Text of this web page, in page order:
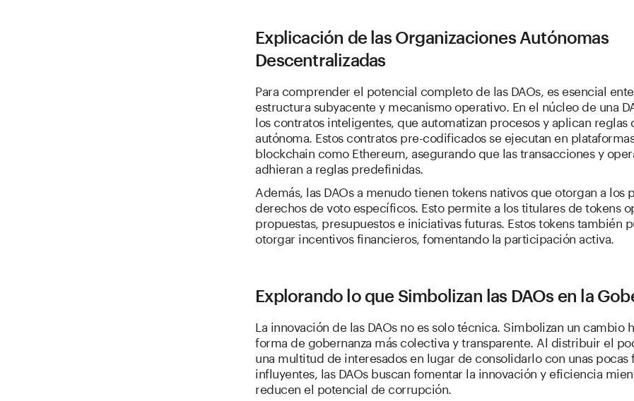
Explicación de las Organizaciones Autónomas
Descentralizadas
Para comprender el potencial completo de las DAOs, es esencial
estructura subyacente y mecanismo operativo. En el núcleo de una
los contratos inteligentes, que automatizan procesos y aplican reglas
autónoma. Estos contratos pre-codificados se ejecutan en
blockchain como Ethereum, asegurando que las transacciones y
adhieran a reglas predefinidas.
Además, las DAOs a menudo tienen tokens nativos que otorgan a los
derechos de voto específicos. Esto permite a los titulares de tokens
propuestas, presupuestos e iniciativas futuras. Estos tokens también
otorgar incentivos financieros, fomentando la participación activa.
Explorando lo que Simbolizan las DAOs en la
La innovación de las DAOs no es solo técnica. Simbolizan un cambio
forma de gobernanza más colectiva y transparente. Al distribuir el
una multitud de interesados en lugar de consolidarlo con unas pocas
influyentes, las DAOs buscan fomentar la innovación y eficiencia
reducen el potencial de corrupción.